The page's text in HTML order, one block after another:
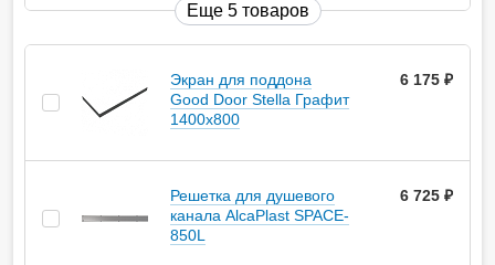
Еще 5 товаров
Экран для поддона
Good Door Stella Графит
1400x800
6 175
Решетка для душевого
канала AlcaPlast SPACE-
850L
6 725